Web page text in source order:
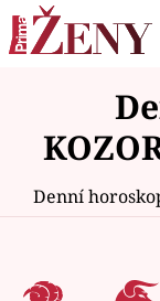
Polabí
Módní alarm
Témata
Denní